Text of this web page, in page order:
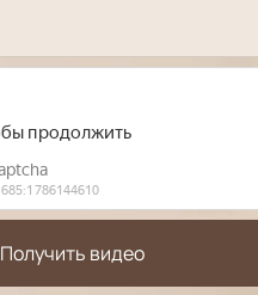
Получить видео